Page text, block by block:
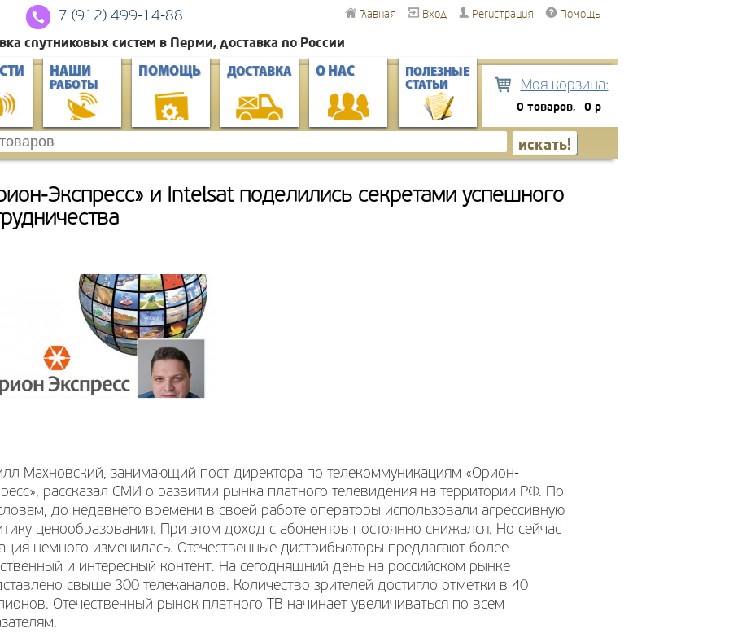
Главная Вход Регистрация Помощь
7 (912) 499-14-88
Моя корзина:
0 товаров, 0 р
спутниковых систем в Перми, доставка по России
НАШИ
РАБОТЫ
ПОМОЩЬ ДОСТАВКА О НАС
ПОЛЕЗНЫЕ
СТАТЬИ
Экспресс» и Intelsat поделились секретами успешного
Махновский, занимающий пост директора по телекоммуникациям «Орион-
рассказал СМИ о развитии рынка платного телевидения на территории РФ. По
до недавнего времени в своей работе операторы использовали агрессивную
ценообразования. При этом доход с абонентов постоянно снижался. Но сейчас
немного изменилась. Отечественные дистрибьюторы предлагают более
и интересный контент. На сегодняшний день на российском рынке
свыше 300 телеканалов. Количество зрителей достигло отметки в 40
Отечественный рынок платного ТВ начинает увеличиваться по всем